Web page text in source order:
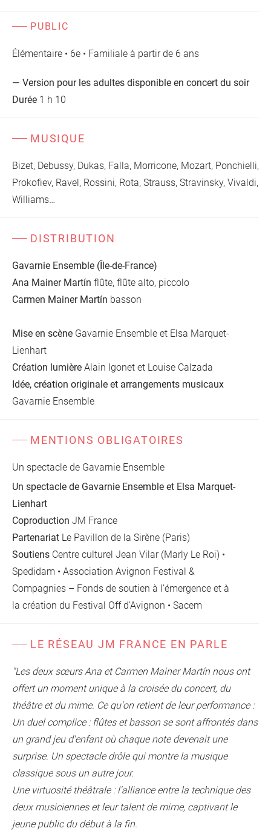
PUBLIC
Élémentaire • 6e • Familiale à partir de 6 ans
— Version pour les adultes disponible en concert du soir
Durée 1 h 10
MUSIQUE
Bizet, Debussy, Dukas, Falla, Morricone, Mozart, Ponchielli,
Prokofiev, Ravel, Rossini, Rota, Strauss, Stravinsky, Vivaldi,
Williams…
DISTRIBUTION
Gavarnie Ensemble (Île-de-France)
Ana Mainer Martín flûte, flûte alto, piccolo
Carmen Mainer Martín basson
Mise en scène Gavarnie Ensemble et Elsa Marquet-
Lienhart
Création lumière Alain Igonet et Louise Calzada
Idée, création originale et arrangements musicaux
Gavarnie Ensemble
MENTIONS OBLIGATOIRES
Un spectacle de Gavarnie Ensemble
Un spectacle de Gavarnie Ensemble et Elsa Marquet-
Lienhart
Coproduction JM France
Partenariat Le Pavillon de la Sirène (Paris)
Soutiens Centre culturel Jean Vilar (Marly Le Roi) •
Spedidam • Association Avignon Festival &
Compagnies – Fonds de soutien à l’émergence et à
la création du Festival Off d’Avignon • Sacem
LE RÉSEAU JM FRANCE EN PARLE
"Les deux sœurs Ana et Carmen Mainer Martín nous ont
offert un moment unique à la croisée du concert, du
théâtre et du mime. Ce qu'on retient de leur performance :
Un duel complice : flûtes et basson se sont affrontés dans
un grand jeu d'enfant où chaque note devenait une
surprise. Un spectacle drôle qui montre la musique
classique sous un autre jour.
Une virtuosité théâtrale : l'alliance entre la technique des
deux musiciennes et leur talent de mime, captivant le
jeune public du début à la fin.